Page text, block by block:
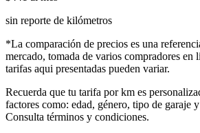
sin reporte de kilómetros
*La comparación de precios es una
mercado, tomada de varios compradores en
tarifas aqui presentadas pueden variar.
Recuerda que tu tarifa por km es
factores como: edad, género, tipo de garaje
Consulta términos y condiciones.